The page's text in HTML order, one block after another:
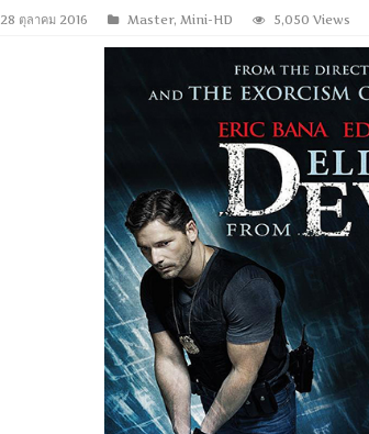
28 ตุลาคม 2016 Master, Mini-HD 5,050 Views